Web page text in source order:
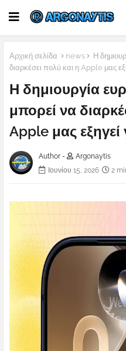
Αρχική σελίδα news
Η
διαρκέσει πολύ και η Apple μας
Η δημιουργία
μπορεί να
Apple μας εξηγεί
Author -
Argonaytis
Ιουνίου 15, 2026
2